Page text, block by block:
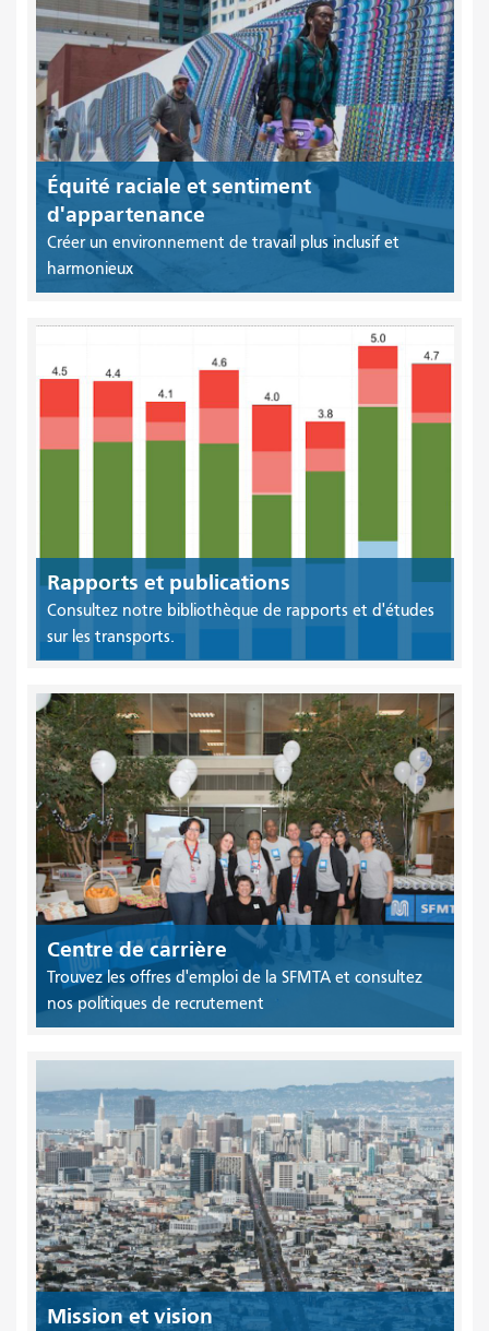
Équité raciale et sentiment
d'appartenance
Créer un environnement de travail plus inclusif et
harmonieux
Rapports et publications
Consultez notre bibliothèque de rapports et d'études
sur les transports.
Centre de carrière
Trouvez les offres d'emploi de la SFMTA et consultez
nos politiques de recrutement
Mission et vision